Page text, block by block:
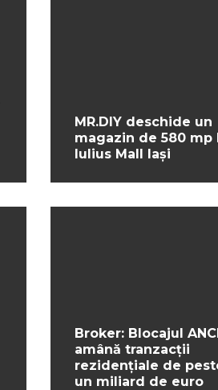
MR.DIY deschide un
magazin de 580 mp
Iulius Mall Iași
Broker: Blocajul
amână tranzacții
rezidențiale de
un miliard de euro